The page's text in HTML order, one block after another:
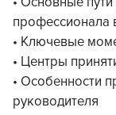
профессионала
• Ключевые
• Центры
• Особенности
руководителя